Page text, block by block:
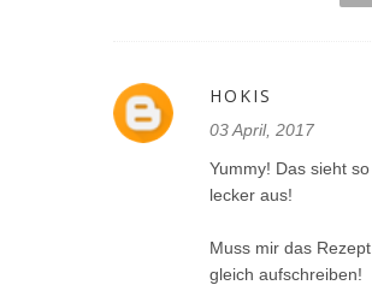
HOKIS
03 April, 2017
Yummy! Das sieht so
lecker aus!
Muss mir das Rezept
gleich aufschreiben!